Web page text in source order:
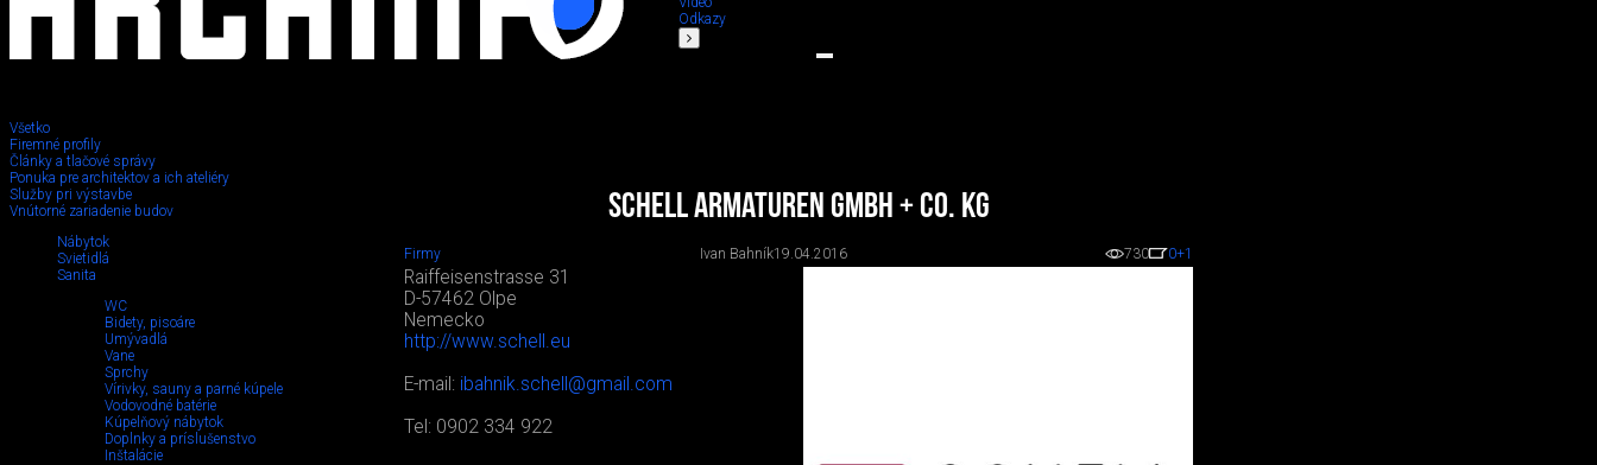
Odkazy
Všetko
Firemné profily
Články a tlačové správy
Ponuka pre architektov a ich ateliéry
Služby pri výstavbe
Vnútorné zariadenie budov
Nábytok
Svietidlá
Sanita
WC
Bidety, pisoáre
Umývadlá
Vane
Sprchy
Vírivky, sauny a parné kúpele
Vodovodné batérie
Kúpelňový nábytok
Doplnky a príslušenstvo
Inštalácie
Schell Armaturen GmbH + Co. KG
Firmy Ivan Bahník19.04.2016 730 0+1
Raiffeisenstrasse 31
D-57462 Olpe
Nemecko
http://www.schell.eu
E-mail: ibahnik.schell@gmail.com
Tel: 0902 334 922